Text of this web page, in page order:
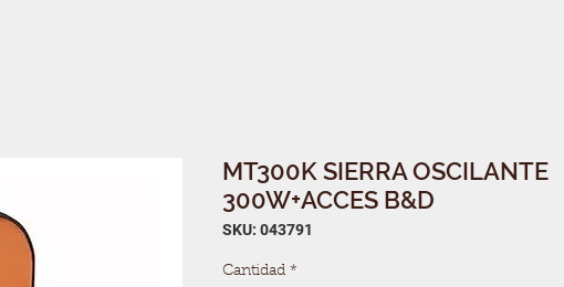
MT300K SIERRA OSCILANTE
300W+ACCES B&D
SKU: 043791
Cantidad *